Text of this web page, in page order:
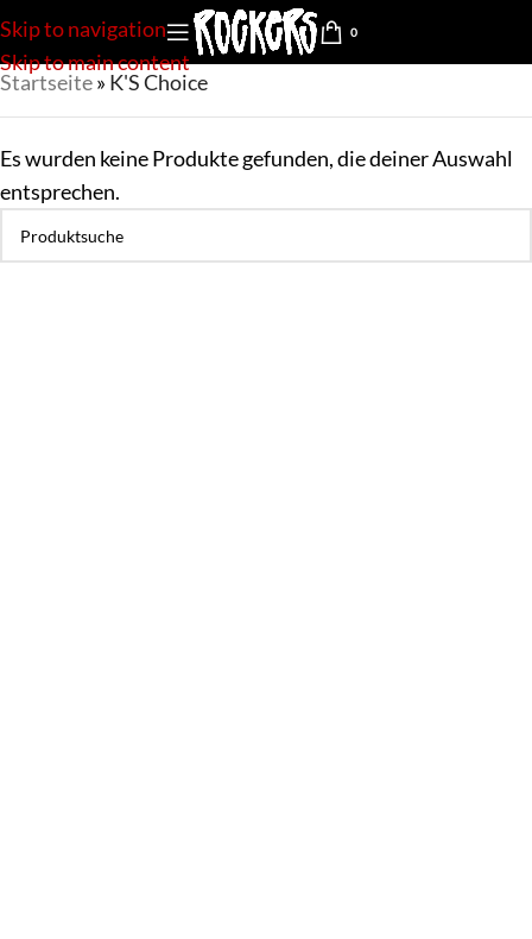
Skip to navigation
Skip to main content
0
Startseite» K'S Choice
Es wurden keine Produkte gefunden, die deiner Auswahl
entsprechen.